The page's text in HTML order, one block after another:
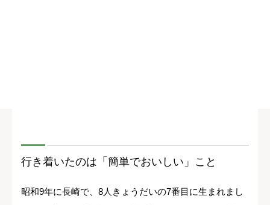
行き着いたのは「簡単でおいしい」こと
昭和9年に長崎で、8人きょうだいの7番目に生まれまし